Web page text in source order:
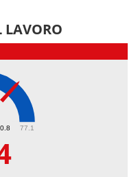
LAVORO
77.1